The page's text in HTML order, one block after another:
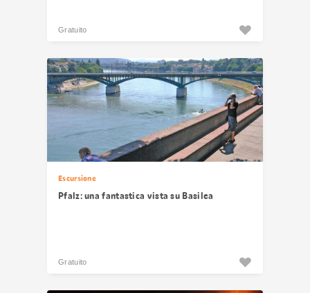
Gratuito
Escursione
Pfalz: una fantastica vista su Basilea
Gratuito